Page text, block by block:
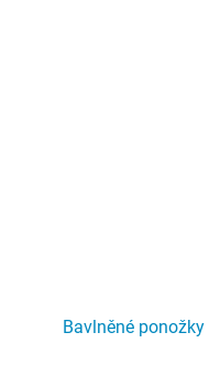
Bavlněné